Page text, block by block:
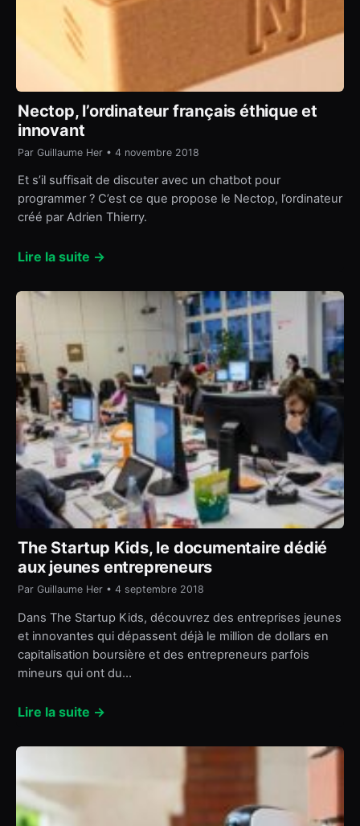
Nectop, l’ordinateur français éthique et
innovant
Par Guillaume Her • 4 novembre 2018
Et s’il suffisait de discuter avec un chatbot pour
programmer ? C’est ce que propose le Nectop, l’ordinateur
créé par Adrien Thierry.
Lire la suite →
The Startup Kids, le documentaire dédié
aux jeunes entrepreneurs
Par Guillaume Her • 4 septembre 2018
Dans The Startup Kids, découvrez des entreprises jeunes
et innovantes qui dépassent déjà le million de dollars en
capitalisation boursière et des entrepreneurs parfois
mineurs qui ont du…
Lire la suite →